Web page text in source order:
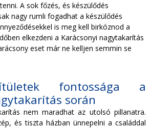
A sok főzés, és készülődés
nagy rumli fogadhat a készülődés
is meg kell birkóznod a
elkezdeni a Karácsonyi nagytakarítás
eset már ne kelljen semmin se
fontossága a
során
nem maradhat az utolsó pillanatra.
és tiszta házban ünnepelni a családdal